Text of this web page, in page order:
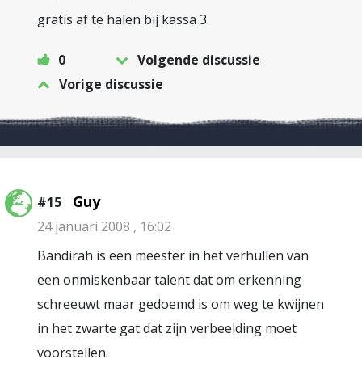
gratis af te halen bij kassa 3.
0
Volgende discussie
Vorige discussie
#15 Guy
24 januari 2008 , 16:02
Bandirah is een meester in het verhullen van
een onmiskenbaar talent dat om erkenning
schreeuwt maar gedoemd is om weg te kwijnen
in het zwarte gat dat zijn verbeelding moet
voorstellen.